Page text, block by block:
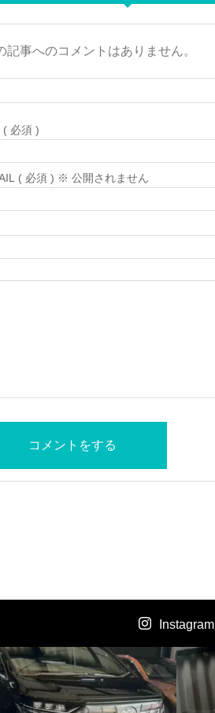
記事へのコメントはありません。
( 必須 )
( 必須 ) ※ 公開されません
Instagram